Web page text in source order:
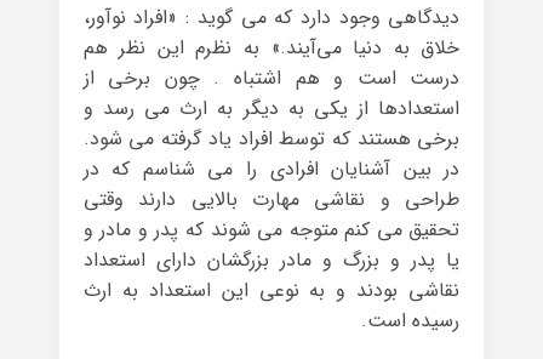
دیدگاهی وجود دارد که می گوید : «افراد نوآور،
خلاق به دنیا می‌آیند.» به نظرم این نظر هم
درست است و هم اشتباه . چون برخی از
استعدادها از یکی به دیگر به ارث می رسد و
برخی هستند که توسط افراد یاد گرفته می شود.
در بین آشنایان افرادی را می شناسم که در
طراحی و نقاشی مهارت بالایی دارند وقتی
تحقیق می کنم متوجه می شوند که پدر و مادر و
یا پدر و بزرگ و مادر بزرگشان دارای استعداد
نقاشی بودند و به نوعی این استعداد به ارث
رسیده است.